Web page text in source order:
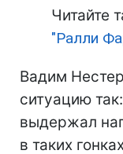
Читайте
"Ралли
Вадим
ситуацию
выдержал
в таких